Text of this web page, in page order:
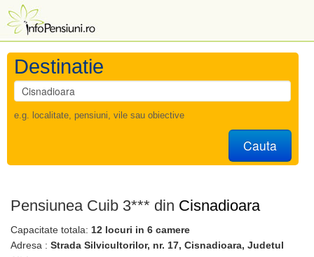
Destinatie
e.g. localitate, pensiuni, vile sau obiective
Cauta
Pensiunea Cuib 3*** din Cisnadioara
Capacitate totala: 12 locuri in 6 camere
Adresa : Strada Silvicultorilor, nr. 17, Cisnadioara, Judetul